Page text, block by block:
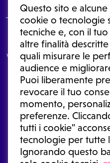
Questo sito e
cookie o tecnologie
tecniche e, con il
altre finalità
quali misurare le
audience e
Puoi liberamente
revocare il tuo
momento,
preferenze.
tutti i cookie"
tecnologie per tutte
Ignorando questo
Le informazioni proposte in
In nessun caso, queste
visita o una diagnosi formulata
le informazioni disponibili come
una diagnosi, la
sospensione di un farmaco
medicina
Condizioni di utilizzo|
Ⓒ 2026 |